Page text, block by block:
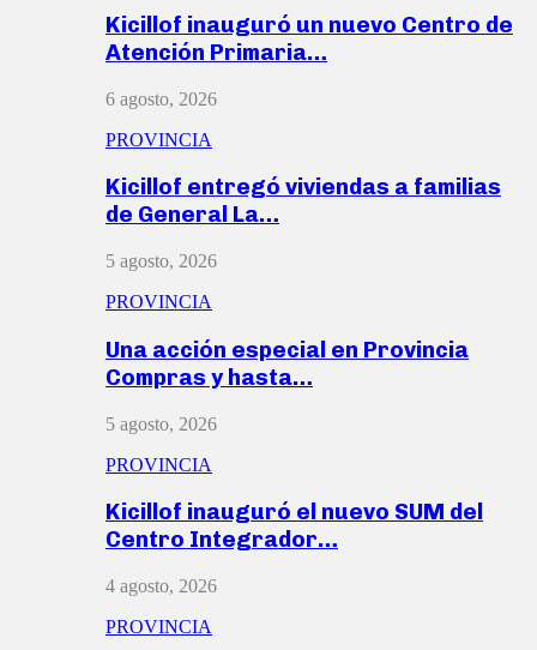
Kicillof inauguró un nuevo Centro de
Atención Primaria…
6 agosto, 2026
PROVINCIA
Kicillof entregó viviendas a familias
de General La…
5 agosto, 2026
PROVINCIA
Una acción especial en Provincia
Compras y hasta…
5 agosto, 2026
PROVINCIA
Kicillof inauguró el nuevo SUM del
Centro Integrador…
4 agosto, 2026
PROVINCIA